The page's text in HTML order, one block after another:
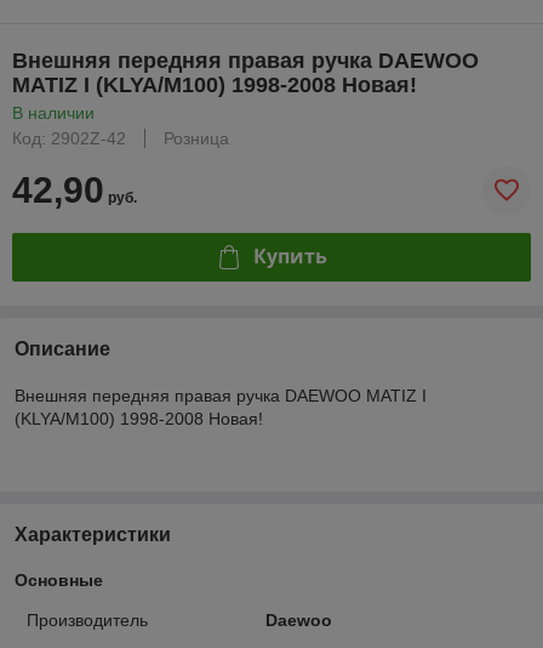
Внешняя передняя правая ручка DAEWOO
MATIZ I (KLYA/M100) 1998-2008 Новая!
В наличии
Код: 2902Z-42
Розница
42,90 руб.
Купить
Описание
Внешняя передняя правая ручка DAEWOO MATIZ I
(KLYA/M100) 1998-2008 Новая!
Характеристики
Основные
Производитель Daewoo